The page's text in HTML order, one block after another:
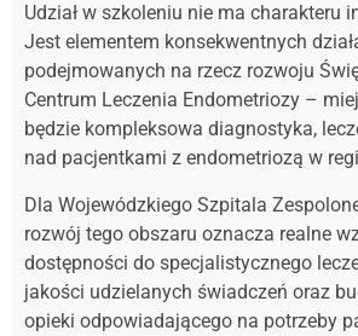
Udział w szkoleniu nie ma charakteru
Jest elementem konsekwentnych
podejmowanych na rzecz rozwoju
Centrum Leczenia Endometriozy –
będzie kompleksowa diagnostyka,
nad pacjentkami z endometriozą w
Dla Wojewódzkiego Szpitala
rozwój tego obszaru oznacza realne
dostępności do specjalistycznego
jakości udzielanych świadczeń oraz
opieki odpowiadającego na potrzeby